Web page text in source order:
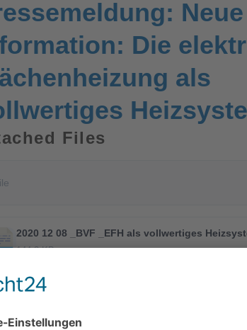
Die
als
Files
144.2 KB